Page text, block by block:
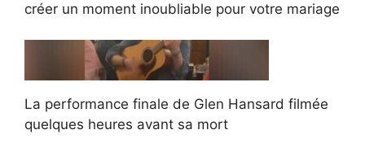
créer un moment inoubliable pour votre mariage
La performance finale de Glen Hansard filmée
quelques heures avant sa mort